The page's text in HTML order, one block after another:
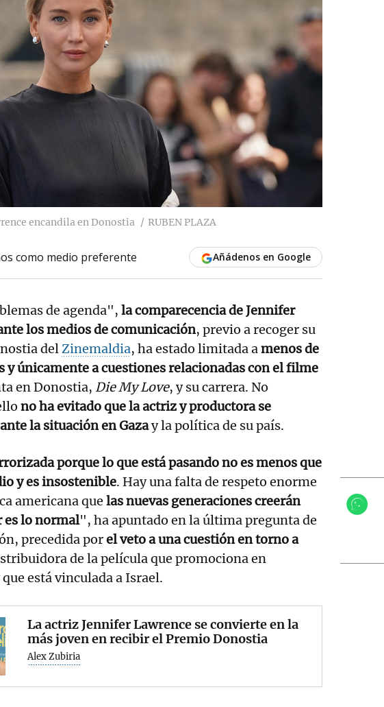
encandila en Donostia RUBEN PLAZA
como medio preferente Añádenos en Google
de agenda", la comparecencia de Jennifer
los medios de comunicación, previo a recoger su
delZinemaldia, ha estado limitada amenos de
y únicamente a cuestiones relacionadas con el filme
en Donostia, Die My Love, y su carrera. No
no ha evitado que la actriz y productora se
la situación en Gazay la política de su país.
porque lo que está pasando no es menos que
y es insostenible. Hay una falta de respeto enorme
americana que las nuevas generaciones creerán
es lo normal", ha apuntado en la última pregunta de
precedida porel veto a una cuestión en torno a
de la película que promociona en
está vinculada a Israel.
La actriz Jennifer Lawrence se convierte en la
más joven en recibir el Premio Donostia
Alex Zubiria